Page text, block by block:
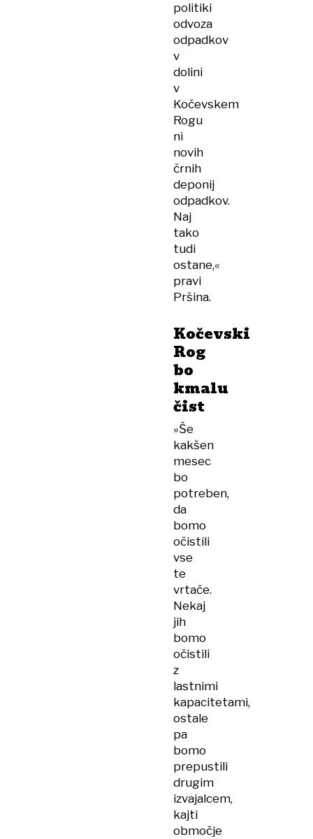
politiki
odvoza
odpadkov
v
dolini
v
Kočevskem
Rogu
ni
novih
črnih
deponij
odpadkov.
Naj
tako
tudi
ostane,«
pravi
Pršina.
Kočevski
Rog
bo
kmalu
čist
»Še
kakšen
mesec
bo
potreben,
da
bomo
očistili
vse
te
vrtače.
Nekaj
jih
bomo
očistili
z
lastnimi
kapacitetami,
ostale
pa
bomo
prepustili
drugim
izvajalcem,
kajti
območje